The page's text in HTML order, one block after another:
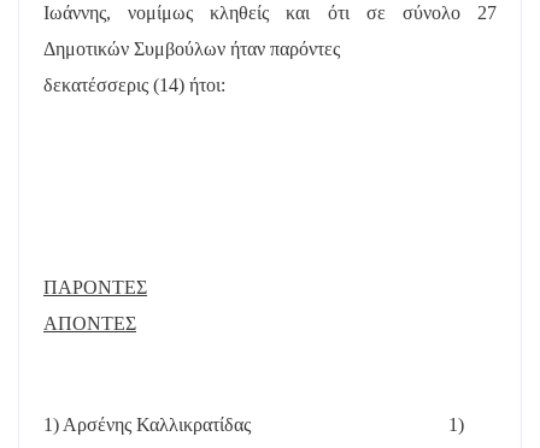
Ιωάννης, νομίμως κληθείς και ότι σε σύνολο 27
Δημοτικών Συμβούλων ήταν παρόντες
δεκατέσσερις (14) ήτοι:
ΠΑΡΟΝΤΕΣ
ΑΠΟΝΤΕΣ
1) Αρσένης Καλλικρατίδας
1)